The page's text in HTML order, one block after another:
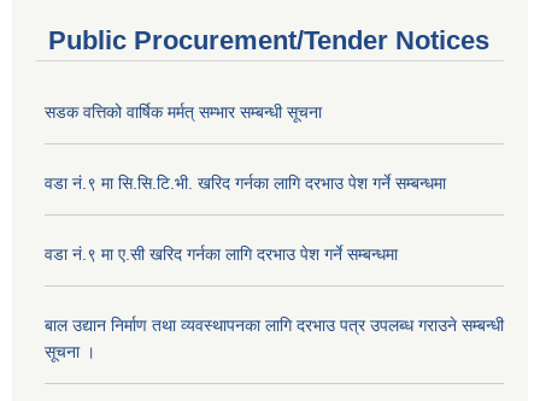
Public Procurement/Tender Notices
सडक वत्तिको वार्षिक मर्मत् सम्भार सम्बन्धी सूचना
वडा नं.९ मा सि.सि.टि.भी. खरिद गर्नका लागि दरभाउ पेश गर्ने सम्बन्धमा
वडा नं.९ मा ए.सी खरिद गर्नका लागि दरभाउ पेश गर्ने सम्बन्धमा
बाल उद्यान निर्माण तथा व्यवस्थापनका लागि दरभाउ पत्र उपलब्ध गराउने सम्बन्धी
सूचना ।